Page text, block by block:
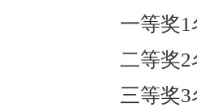
一等奖1名
二等奖2名
三等奖3名